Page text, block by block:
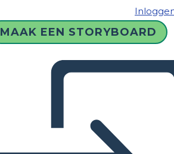
MAAK EEN STORYBOARD